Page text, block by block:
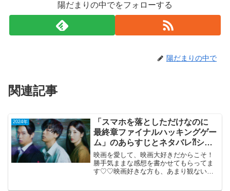
陽だまりの中でをフォローする
陽だまりの中で
関連記事
2024年
「スマホを落としただけなのに
最終章ファイナルハッキングゲー
ム」のあらすじとネタバレ⁈シリ
ーズ完結編の第3作。
映画を愛して、映画大好きだからこそ！
勝手気ままな感想を書かせてもらってま
す♡♡映画好きな方も、あまり観ない方